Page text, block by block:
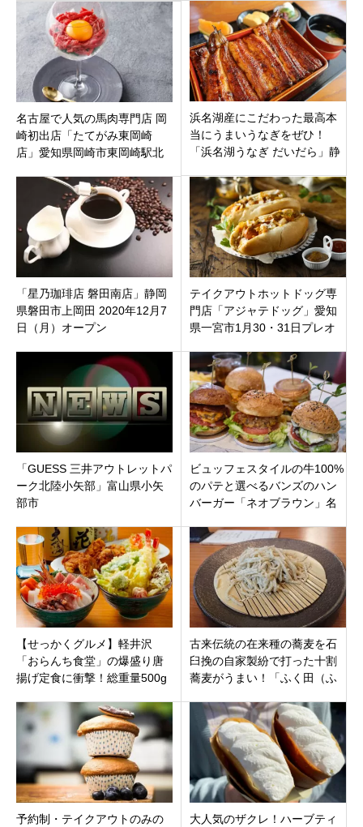
し！
名古屋で人気の馬肉専門店 岡
崎初出店「たてがみ東岡崎
店」愛知県岡崎市東岡崎駅北
オープン
浜名湖産にこだわった最高本
当にうまいうなぎをぜひ！
「浜名湖うなぎ だいだら」静
「星乃珈琲店 磐田南店」静岡
県磐田市上岡田 2020年12月7
日（月）オープン
テイクアウトホットドッグ専
門店「アジャテドッグ」愛知
県一宮市1月30・31日プレオ
「GUESS 三井アウトレットパ
ーク北陸小矢部」富山県小矢
部市
ビュッフェスタイルの牛100%
のパテと選べるバンズのハン
バーガー「ネオブラウン」名
【せっかくグルメ】軽井沢
「おらんち食堂」の爆盛り唐
揚げ定食に衝撃！総重量500g
古来伝統の在来種の蕎麦を石
臼挽の自家製紛で打った十割
蕎麦がうまい！「ふく田（ふ
予約制・テイクアウトのみの
大人気のザクレ！ハーブティ